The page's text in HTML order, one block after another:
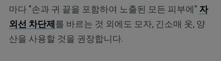
마다 "손과 귀 끝을 포함하여 노출된 모든 피부에" 자
외선 차단제 를 바르는 것 외에도 모자, 긴소매 옷, 양
산을 사용할 것을 권장합니다.